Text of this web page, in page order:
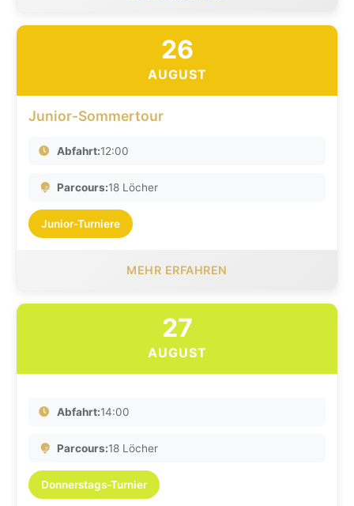
26
AUGUST
Junior-Sommertour
Abfahrt:12:00
Parcours:18 Löcher
Junior-Turniere
MEHR ERFAHREN
27
AUGUST
Abfahrt:14:00
Parcours:18 Löcher
Donnerstags-Turnier